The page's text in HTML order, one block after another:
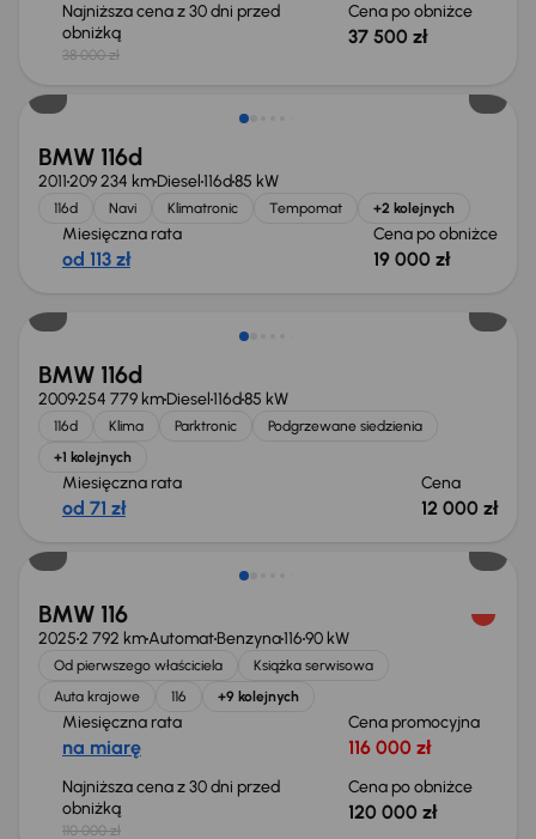
Najniższa cena z 30 dni przed
obniżką
38 000 zł
Cena po obniżce
37 500 zł
BMW 116d
2011209 234 kmDiesel116d85 kW
116d Navi Klimatronic Tempomat +2 kolejnych
Miesięczna rata
od 113 zł
Cena po obniżce
19 000 zł
BMW 116d
2009254 779 kmDiesel116d85 kW
116d Klima Parktronic
Podgrzewane siedzienia
+1 kolejnych
Miesięczna rata
od 71 zł
Cena
12 000 zł
Świeżo skupione
BMW 116
20252 792 kmAutomatBenzyna11690 kW
Od pierwszego właściciela
Książka serwisowa
Auta krajowe
116 +9 kolejnych
Miesięczna rata
na miarę
Cena promocyjna
116 000 zł
Najniższa cena z 30 dni przed
obniżką
110 000 zł
Cena po obniżce
120 000 zł